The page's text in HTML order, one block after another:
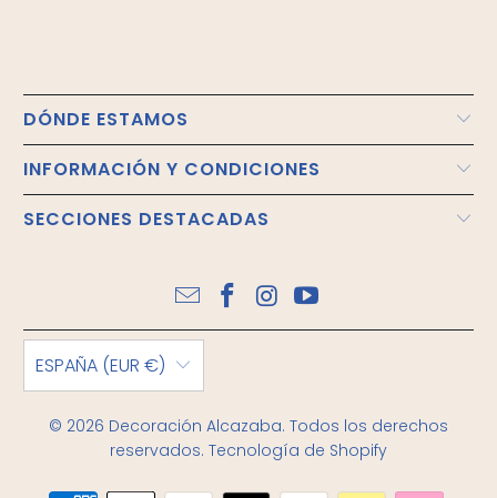
DÓNDE ESTAMOS
INFORMACIÓN Y CONDICIONES
SECCIONES DESTACADAS
ESPAÑA (EUR €)
© 2026 Decoración Alcazaba. Todos los derechos
reservados. Tecnología de Shopify